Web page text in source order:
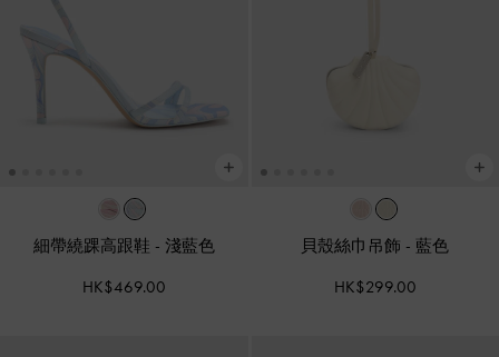
細帶繞踝高跟鞋 - 淺藍色
HK$469.00
貝殼絲巾吊飾 - 藍色
HK$299.00